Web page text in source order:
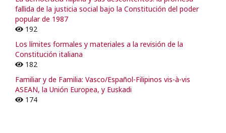
fallida de la justicia social bajo la Constitución del poder
popular de 1987
192
Los límites formales y materiales a la revisión de la
Constitución italiana
182
Familiar y de Familia: Vasco/Español-Filipinos vis-à-vis
ASEAN, la Unión Europea, y Euskadi
174